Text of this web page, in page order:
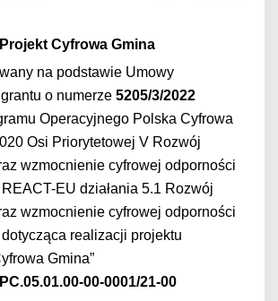
Projekt Cyfrowa Gmina
na podstawie Umowy
o numerze 5205/3/2022
Operacyjnego Polska Cyfrowa
Osi Priorytetowej V Rozwój
wzmocnienie cyfrowej odporności
EU działania 5.1 Rozwój
wzmocnienie cyfrowej odporności
realizacji projektu
Gmina”
00-0001/21-00